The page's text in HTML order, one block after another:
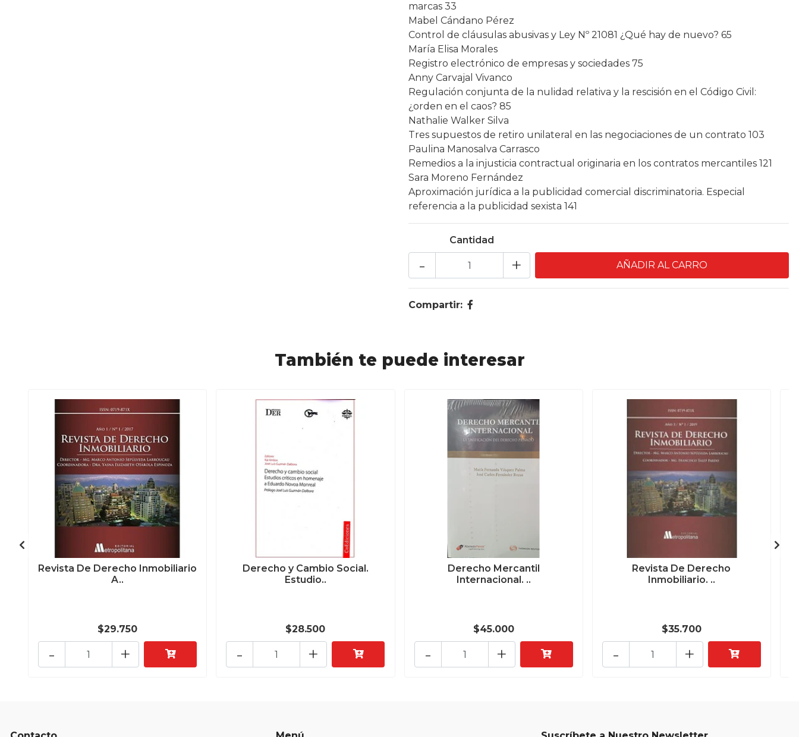
marcas 33
Mabel Cándano Pérez
Control de cláusulas abusivas y Ley Nº 21081 ¿Qué hay de nuevo? 65
María Elisa Morales
Registro electrónico de empresas y sociedades 75
Anny Carvajal Vivanco
Regulación conjunta de la nulidad relativa y la rescisión en el Código Civil:
¿orden en el caos? 85
Nathalie Walker Silva
Tres supuestos de retiro unilateral en las negociaciones de un contrato 103
Paulina Manosalva Carrasco
Remedios a la injusticia contractual originaria en los contratos mercantiles 121
Sara Moreno Fernández
Aproximación jurídica a la publicidad comercial discriminatoria. Especial
referencia a la publicidad sexista 141
Cantidad
+
-
Compartir:
También te puede interesar
Revista De Derecho Inmobiliario
A..
$29.750
+
-
Derecho y Cambio Social.
Estudio..
$28.500
+
-
Derecho Mercantil
Internacional. ..
$45.000
+
-
Revista De Derecho
Inmobiliario. ..
$35.700
+
-